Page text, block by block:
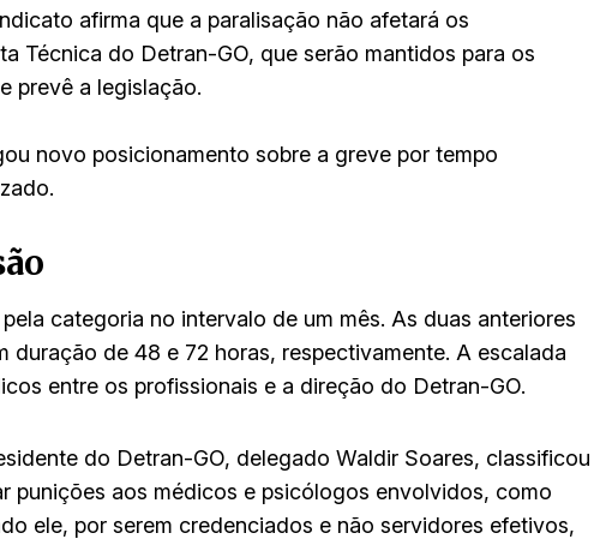
afirma que a paralisação não afetará os
Técnica do Detran-GO, que serão mantidos para os
prevê a legislação.
novo posicionamento sobre a greve por tempo
categoria no intervalo de um mês. As duas anteriores
duração de 48 e 72 horas, respectivamente. A escalada
entre os profissionais e a direção do Detran-GO.
do Detran-GO, delegado Waldir Soares, classificou
punições aos médicos e psicólogos envolvidos, como
ele, por serem credenciados e não servidores efetivos,